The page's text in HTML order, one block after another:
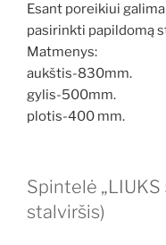
Esant poreikiui galima
pasirinkti papildomą
Matmenys:
aukštis-830mm.
gylis-500mm.
plotis-400 mm.
Spintelė „LIUKS
stalviršis)